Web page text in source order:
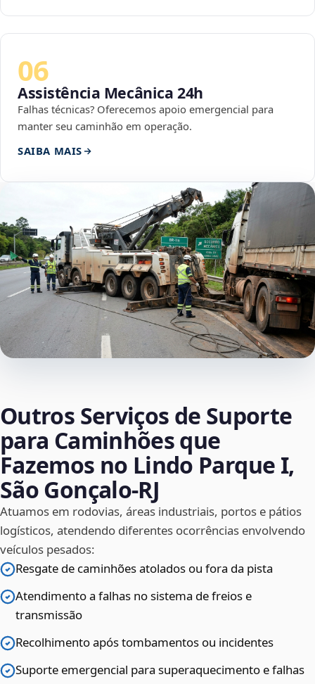
06
Assistência Mecânica 24h
Falhas técnicas? Oferecemos apoio emergencial para
manter seu caminhão em operação.
SAIBA MAIS
Outros Serviços de Suporte
para Caminhões que
Fazemos no Lindo Parque I,
São Gonçalo‑RJ
Atuamos em rodovias, áreas industriais, portos e pátios
logísticos, atendendo diferentes ocorrências envolvendo
veículos pesados:
Resgate de caminhões atolados ou fora da pista
Atendimento a falhas no sistema de freios e
transmissão
Recolhimento após tombamentos ou incidentes
Suporte emergencial para superaquecimento e falhas